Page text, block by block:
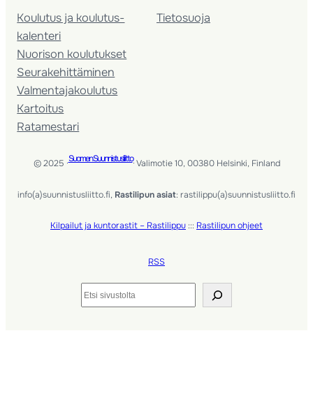
Koulutus ja koulutus­
kalenteri
Nuorison koulutukset
Seura­kehittäminen
Valmentaja­koulutus
Kartoitus
Ratamestari
Tietosuoja
© 2025 ·Suomen Suunnistusliitto· Valimotie 10, 00380 Helsinki, Finland
info(a)suunnistusliitto.fi, Rastilipun asiat: rastilippu(a)suunnistusliitto.fi
Kilpailut ja kuntorastit – Rastilippu ::: Rastilipun ohjeet
RSS
Etsi